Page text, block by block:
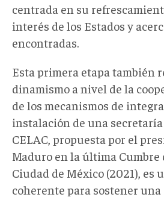
centrada en su
interés de los Estados y
encontradas.
Esta primera etapa también
dinamismo a nivel de la
de los mecanismos de
instalación de una
CELAC, propuesta por el
Maduro en la última Cumbre
Ciudad de México (2021), es
coherente para sostener